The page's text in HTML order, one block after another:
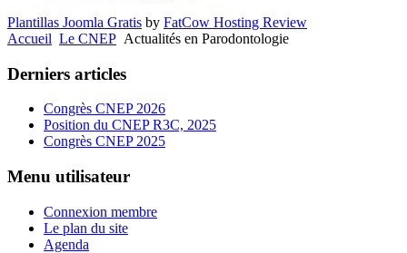
Plantillas Joomla Gratis by FatCow Hosting Review
Accueil Le CNEP Actualités en Parodontologie
Derniers articles
Congrès CNEP 2026
Position du CNEP R3C, 2025
Congrès CNEP 2025
Menu utilisateur
Connexion membre
Le plan du site
Agenda